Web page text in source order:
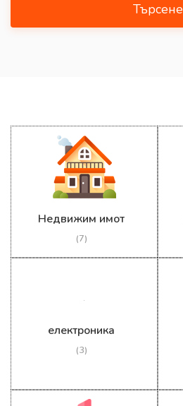
Търсене
Недвижим имот
(7)
електроника
(3)